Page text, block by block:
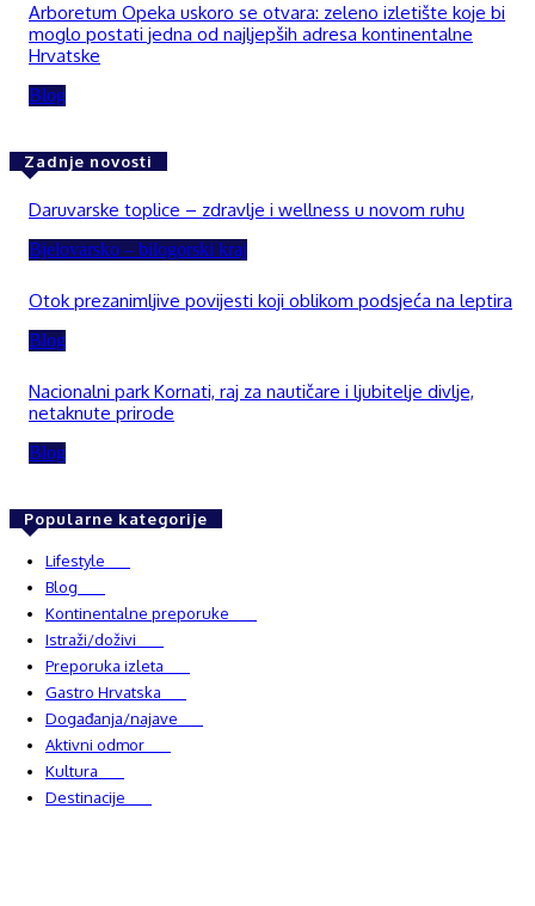
Arboretum Opeka uskoro se otvara: zeleno izletište koje bi
moglo postati jedna od najljepših adresa kontinentalne
Hrvatske
Blog
Zadnje novosti
Daruvarske toplice – zdravlje i wellness u novom ruhu
Bjelovarsko – bilogorski kraj
Otok prezanimljive povijesti koji oblikom podsjeća na leptira
Blog
Nacionalni park Kornati, raj za nautičare i ljubitelje divlje,
netaknute prirode
Blog
Popularne kategorije
Lifestyle
Blog
Kontinentalne preporuke
Istraži/doživi
Preporuka izleta
Gastro Hrvatska
Događanja/najave
Aktivni odmor
Kultura
Destinacije